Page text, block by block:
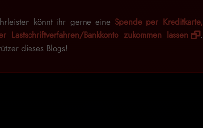
könnt ihr gerne eine Spende per Kreditkarte,
Bankkonto zukommen lassen
.
dieses Blogs!